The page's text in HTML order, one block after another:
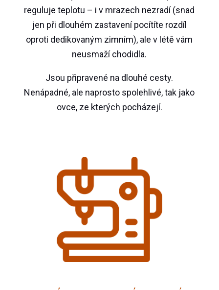
reguluje teplotu – i v mrazech nezradí (snad
jen při dlouhém zastavení pocítíte rozdíl
oproti dedikovaným zimním), ale v létě vám
neusmaží chodidla.
Jsou připravené na dlouhé cesty.
Nenápadné, ale naprosto spolehlivé, tak jako
ovce, ze kterých pocházejí.